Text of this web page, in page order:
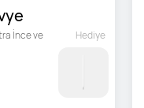
İnce ve
Hediye